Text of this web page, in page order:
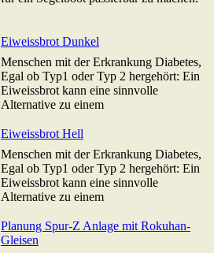
Eiweissbrot Dunkel
Menschen mit der Erkrankung Diabetes,
Egal ob Typ1 oder Typ 2 hergehört: Ein
Eiweissbrot kann eine sinnvolle
Alternative zu einem
Eiweissbrot Hell
Menschen mit der Erkrankung Diabetes,
Egal ob Typ1 oder Typ 2 hergehört: Ein
Eiweissbrot kann eine sinnvolle
Alternative zu einem
Planung Spur-Z Anlage mit Rokuhan-
Gleisen